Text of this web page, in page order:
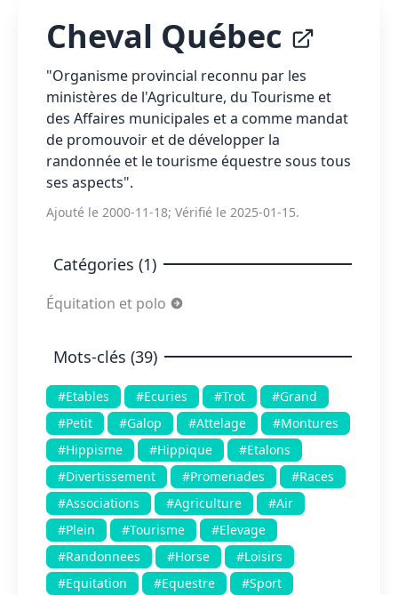
Cheval Québec
"Organisme provincial reconnu par les
ministères de l'Agriculture, du Tourisme et
des Affaires municipales et a comme mandat
de promouvoir et de développer la
randonnée et le tourisme équestre sous tous
ses aspects".
Ajouté le 2000-11-18; Vérifié le 2025-01-15.
Catégories (1)
Équitation et polo
Mots-clés (39)
#Etables #Ecuries #Trot
#Grand
#Petit
#Galop #Attelage
#Montures
#Hippisme
#Hippique
#Etalons
#Divertissement
#Promenades
#Races
#Associations
#Agriculture
#Air
#Plein
#Tourisme
#Elevage
#Randonnees
#Horse
#Loisirs
#Equitation
#Equestre
#Sport